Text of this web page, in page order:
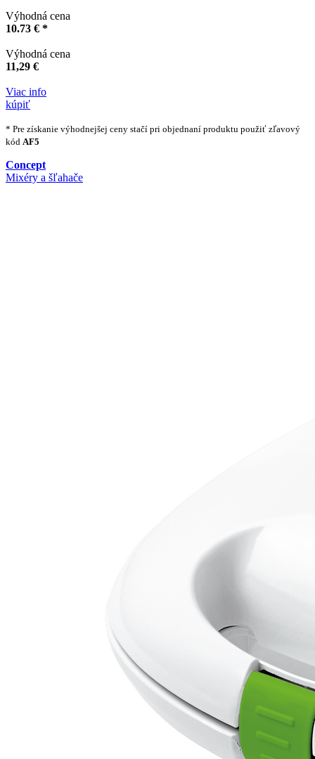
Výhodná cena
10.73 € *
Výhodná cena
11,29 €
Viac info
kúpiť
* Pre získanie výhodnejšej ceny stačí pri objednaní produktu použiť zľavový
kód AF5
Concept
Mixéry a šľahače